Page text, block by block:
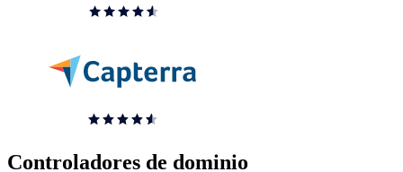
Controladores de dominio